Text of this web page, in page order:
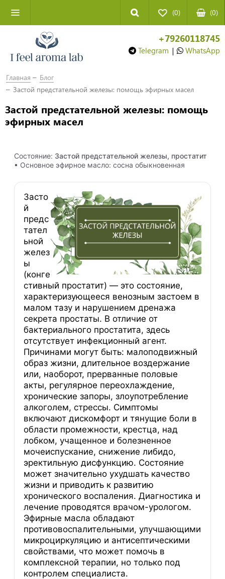
(0) (0)
+79260118745
Telegram | WhatsApp
Главная
Блог
Застой предстательной железы: помощь эфирных масел
Застой предстательной железы: помощь
эфирных масел
Состояние: Застой предстательной железы, простатит
• Основное эфирное масло: сосна обыкновенная
Засто
й
предс
тател
ьной
желез
ы
(конге
стивный простатит) — это состояние,
характеризующееся венозным застоем в
малом тазу и нарушением дренажа
секрета простаты. В отличие от
бактериального простатита, здесь
отсутствует инфекционный агент.
Причинами могут быть: малоподвижный
образ жизни, длительное воздержание
или, наоборот, прерванные половые
акты, регулярное переохлаждение,
хронические запоры, злоупотребление
алкоголем, стрессы. Симптомы
включают дискомфорт и тянущие боли в
области промежности, крестца, над
лобком, учащенное и болезненное
мочеиспускание, снижение либидо,
эректильную дисфункцию. Состояние
может значительно ухудшать качество
жизни и приводить к развитию
хронического воспаления. Диагностика и
лечение проводятся врачом-урологом.
Эфирные масла обладают
противовоспалительными, улучшающими
микроциркуляцию и антисептическими
свойствами, что может помочь в
комплексной терапии, но только под
контролем специалиста.